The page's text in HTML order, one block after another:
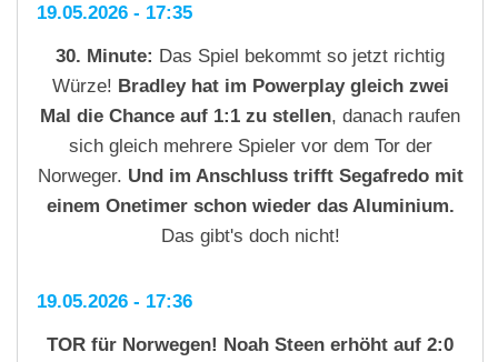
19.05.2026 - 17:35
30. Minute: Das Spiel bekommt so jetzt richtig
Würze! Bradley hat im Powerplay gleich zwei
Mal die Chance auf 1:1 zu stellen, danach raufen
sich gleich mehrere Spieler vor dem Tor der
Norweger. Und im Anschluss trifft Segafredo mit
einem Onetimer schon wieder das Aluminium.
Das gibt's doch nicht!
19.05.2026 - 17:36
TOR für Norwegen! Noah Steen erhöht auf 2:0